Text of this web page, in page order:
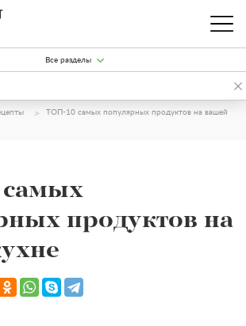
Все разделы
ТОП-10 самых популярных продуктов на вашей
продуктов на